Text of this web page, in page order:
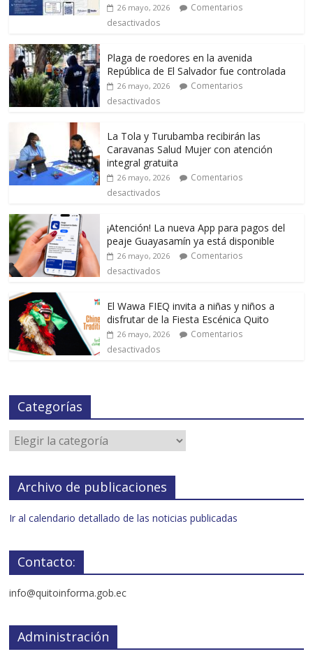
26 mayo, 2026
Comentarios
desactivados
Plaga de roedores en la avenida
República de El Salvador fue controlada
26 mayo, 2026
Comentarios
desactivados
La Tola y Turubamba recibirán las
Caravanas Salud Mujer con atención
integral gratuita
26 mayo, 2026
Comentarios
desactivados
¡Atención! La nueva App para pagos del
peaje Guayasamín ya está disponible
26 mayo, 2026
Comentarios
desactivados
El Wawa FIEQ invita a niñas y niños a
disfrutar de la Fiesta Escénica Quito
26 mayo, 2026
Comentarios
desactivados
Categorías
Archivo de publicaciones
Ir al calendario detallado de las noticias publicadas
Contacto:
info@quitoinforma.gob.ec
Administración